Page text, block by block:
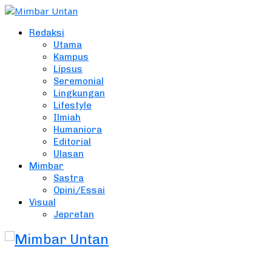
Redaksi
Utama
Kampus
Lipsus
Seremonial
Lingkungan
Lifestyle
Ilmiah
Humaniora
Editorial
Ulasan
Mimbar
Sastra
Opini/Essai
Visual
Jepretan